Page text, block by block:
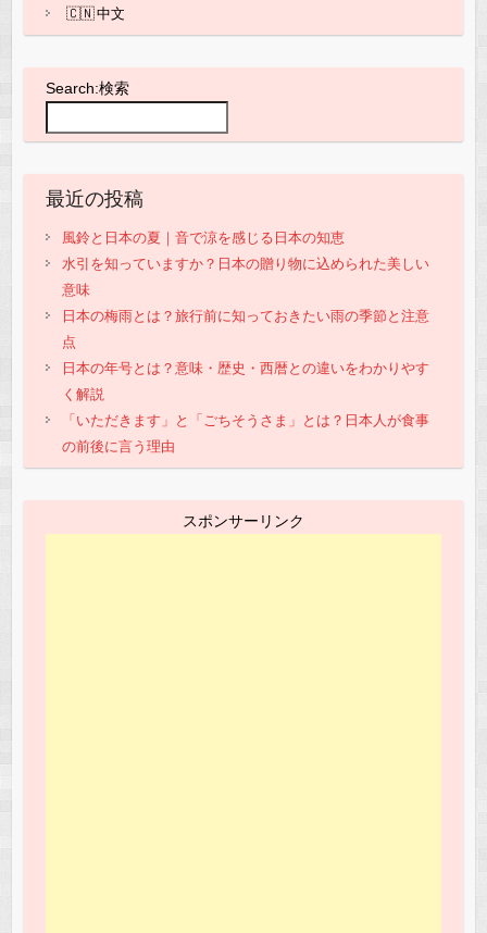
中文
Search:検索
最近の投稿
風鈴と日本の夏｜音で涼を感じる日本の知恵
水引を知っていますか？日本の贈り物に込められた美しい
意味
日本の梅雨とは？旅行前に知っておきたい雨の季節と注意
点
日本の年号とは？意味・歴史・西暦との違いをわかりやす
く解説
「いただきます」と「ごちそうさま」とは？日本人が食事
の前後に言う理由
スポンサーリンク